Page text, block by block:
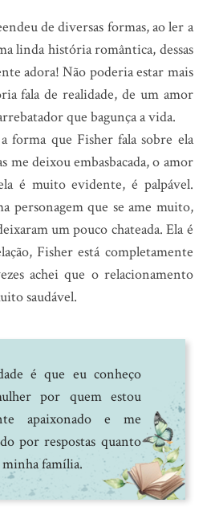
de diversas formas, ao ler a
linda história romântica, dessas
adora! Não poderia estar mais
fala de realidade, de um amor
que bagunça a vida.
forma que Fisher fala sobre ela
me deixou embasbacada, o amor
é muito evidente, é palpável.
personagem que se ame muito,
um pouco chateada. Ela é
Fisher está completamente
achei que o relacionamento
saudável.
é que eu conheço
por quem estou
apaixonado e me
por respostas quanto
família.